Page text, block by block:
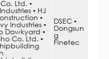
Ltd. ▪
▪ HJ
▪
Industries ▪
Dowkyard ▪
Co. Ltd. ▪
DSEC ▪
Dongsun
g
Finetec